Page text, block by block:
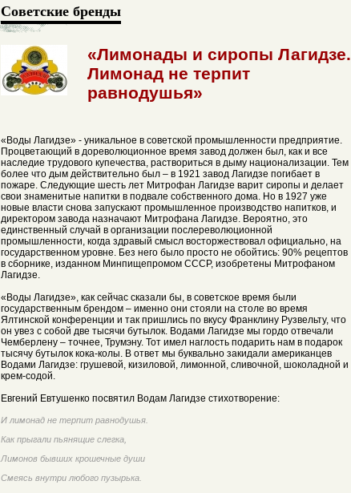
Советские бренды
«Лимонады и сиропы Лагидзе.
Лимонад не терпит
равнодушья»
«Воды Лагидзе» - уникальное в советской промышленности предприятие.
Процветающий в дореволюционное время завод должен был, как и все
наследие трудового купечества, раствориться в дыму национализации. Тем
более что дым действительно был – в 1921 завод Лагидзе погибает в
пожаре. Следующие шесть лет Митрофан Лагидзе варит сиропы и делает
свои знаменитые напитки в подвале собственного дома. Но в 1927 уже
новые власти снова запускают промышленное производство напитков, и
директором завода назначают Митрофана Лагидзе. Вероятно, это
единственный случай в организации послереволюционной
промышленности, когда здравый смысл восторжествовал официально, на
государственном уровне. Без него было просто не обойтись: 90% рецептов
в сборнике, изданном Минпищепромом СССР, изобретены Митрофаном
Лагидзе.
«Воды Лагидзе», как сейчас сказали бы, в советское время были
государственным брендом – именно они стояли на столе во время
Ялтинской конференции и так пришлись по вкусу Франклину Рузвельту, что
он увез с собой две тысячи бутылок. Водами Лагидзе мы гордо отвечали
Чемберлену – точнее, Трумэну. Тот имел наглость подарить нам в подарок
тысячу бутылок кока-колы. В ответ мы буквально закидали американцев
Водами Лагидзе: грушевой, кизиловой, лимонной, сливочной, шоколадной и
крем-содой.
Евгений Евтушенко посвятил Водам Лагидзе стихотворение:
И лимонад не терпит равнодушья.
Как прыгали пьянящие слегка,
Лимонов бывших крошечные души
Смеясь внутри любого пузырька.